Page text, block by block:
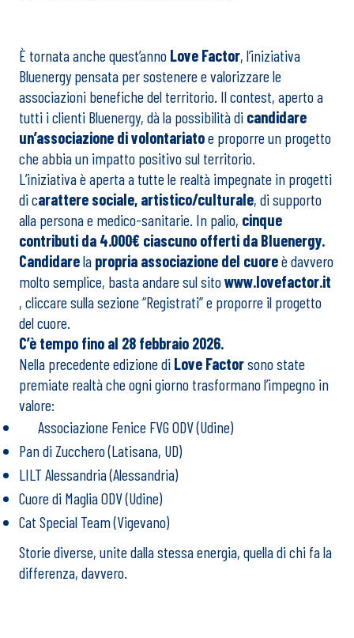
È tornata anche quest’anno Love Factor, l’iniziativa
Bluenergy pensata per sostenere e valorizzare le
associazioni benefiche del territorio. Il contest, aperto a
tutti i clienti Bluenergy, dà la possibilità di candidare
un’associazione di volontariatoe proporre un progetto
che abbia un impatto positivo sul territorio.
L’iniziativa è aperta a tutte le realtà impegnate in progetti
di carattere sociale, artistico/culturale, di supporto
alla persona e medico-sanitarie. In palio, cinque
contributi da 4.000€ ciascuno offerti da Bluenergy.
Candidarela propria associazione del cuoreè davvero
molto semplice, basta andare sul sitowww.lovefactor.it
, cliccare sulla sezione “Registrati” e proporre il progetto
del cuore.
C’è tempo fino al 28 febbraio 2026.
Nella precedente edizione di Love Factorsono state
premiate realtà che ogni giorno trasformano l’impegno in
valore:
Associazione Fenice FVG ODV (Udine)
Pan di Zucchero (Latisana, UD)
LILT Alessandria (Alessandria)
Cuore di Maglia ODV (Udine)
Cat Special Team (Vigevano)
Storie diverse, unite dalla stessa energia, quella di chi fa la
differenza, davvero.